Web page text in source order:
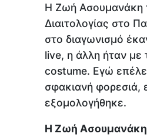
Η Ζωή Ασουμανάκη
Διαιτολογίας στο
στο διαγωνισμό
live, η άλλη ήταν με
costume. Εγώ
σφακιανή φορεσιά,
εξομολογήθηκε.
Η Ζωή Ασουμανάκη